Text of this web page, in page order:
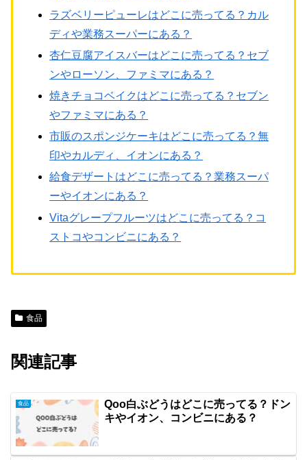
ラズベリーピューレはどこに売ってる？カル
ディや業務スーパーにある？
杏仁豆腐アイスバーはどこに売ってる？セブ
ンやローソン、ファミマにある？
焼きチョコベイクはどこに売ってる？セブン
やファミマにある？
市販のスポンジケーキはどこに売ってる？無
印やカルディ、イオンにある？
給食デザートはどこに売ってる？業務スーパ
ーやイオンにある？
Vitaグレープフルーツはどこに売ってる？コ
ストコやコンビニにある？
食品
関連記事
食品
Qoo白ぶどうはどこに売ってる？ドン
キやイオン、コンビニにある？